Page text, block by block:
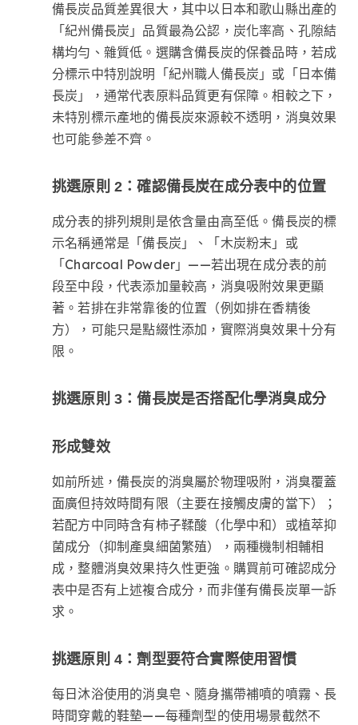
備長炭品質差異很大，其中以日本和歌山縣出產的
「紀州備長炭」品質最為公認，炭化率高、孔隙結
構均勻、雜質低。選購含備長炭的保養品時，若成
分標示中特別說明「紀州職人備長炭」或「日本備
長炭」，通常代表原料品質更有保障。相較之下，
未特別標示產地的備長炭來源較不透明，消臭效果
也可能參差不齊。
挑選原則 2：確認備長炭在成分表中的位置
成分表的排列規則是依含量由高至低。備長炭的標
示名稱通常是「備長炭」、「木炭粉末」或
「Charcoal Powder」——若出現在成分表的前
段至中段，代表添加量較高，消臭吸附效果更顯
著。若排在非常靠後的位置（例如排在香精後
方），可能只是點綴性添加，實際消臭效果十分有
限。
挑選原則 3：備長炭是否搭配化學消臭成分
形成雙效
如前所述，備長炭的消臭屬於物理吸附，消臭覆蓋
面廣但持效時間有限（主要在接觸皮膚的當下）；
若配方中同時含有柿子鞣酸（化學中和）或植萃抑
菌成分（抑制產臭細菌繁殖），兩種機制相輔相
成，整體消臭效果持久性更強。購買前可確認成分
表中是否有上述複合成分，而非僅有備長炭單一訴
求。
挑選原則 4：劑型要符合實際使用習慣
每日沐浴使用的消臭皂、隨身攜帶補噴的噴霧、長
時間穿戴的鞋墊——每種劑型的使用場景截然不